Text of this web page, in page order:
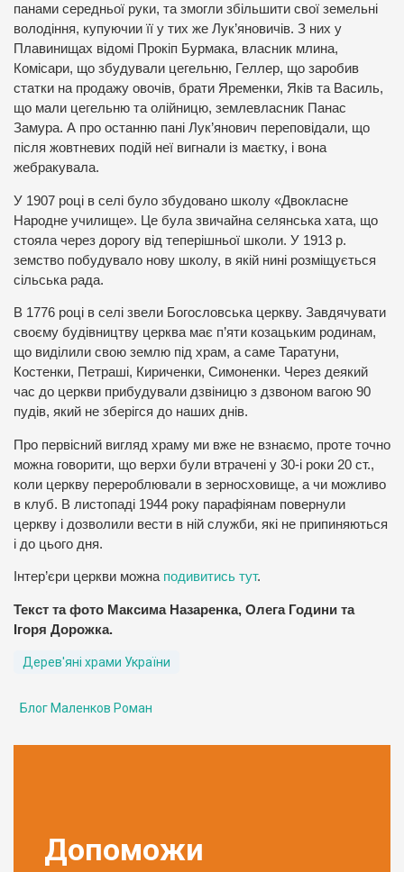
панами середньої руки, та змогли збільшити свої земельні
володіння, купуючии її у тих же Лук’яновичів. З них у
Плавинищах відомі Прокіп Бурмака, власник млина,
Комісари, що збудували цегельню, Геллер, що заробив
статки на продажу овочів, брати Яременки, Яків та Василь,
що мали цегельню та олійницю, землевласник Панас
Замура. А про останню пані Лук’янович переповідали, що
після жовтневих подій неї вигнали із маєтку, і вона
жебракувала.
У 1907 році в селі було збудовано школу «Двокласне
Народне училище». Це була звичайна селянська хата, що
стояла через дорогу від теперішньої школи. У 1913 р.
земство побудувало нову школу, в якій нині розміщується
сільська рада.
В 1776 році в селі звели Богословська церкву. Завдячувати
своєму будівництву церква має п’яти козацьким родинам,
що виділили свою землю під храм, а саме Таратуни,
Костенки, Петраші, Кириченки, Симоненки. Через деякий
час до церкви прибудували дзвіницю з дзвоном вагою 90
пудів, який не зберігся до наших днів.
Про первісний вигляд храму ми вже не взнаємо, проте точно
можна говорити, що верхи були втрачені у 30-і роки 20 ст.,
коли церкву перероблювали в зерносховище, а чи можливо
в клуб. В листопаді 1944 року парафіянам повернули
церкву і дозволили вести в ній служби, які не припиняються
і до цього дня.
Інтер’єри церкви можна подивитись тут.
Текст та фото Максима Назаренка, Олега Години та
Ігоря Дорожка.
Дерев'яні храми України
Блог Маленков Роман
Допоможи